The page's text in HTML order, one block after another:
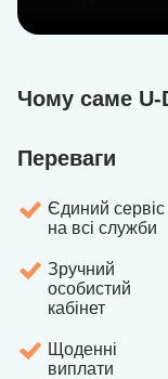
Чому саме U-
Переваги
Єдиний сервіс
на всі служби
Зручний
особистий
кабінет
Щоденні
виплати